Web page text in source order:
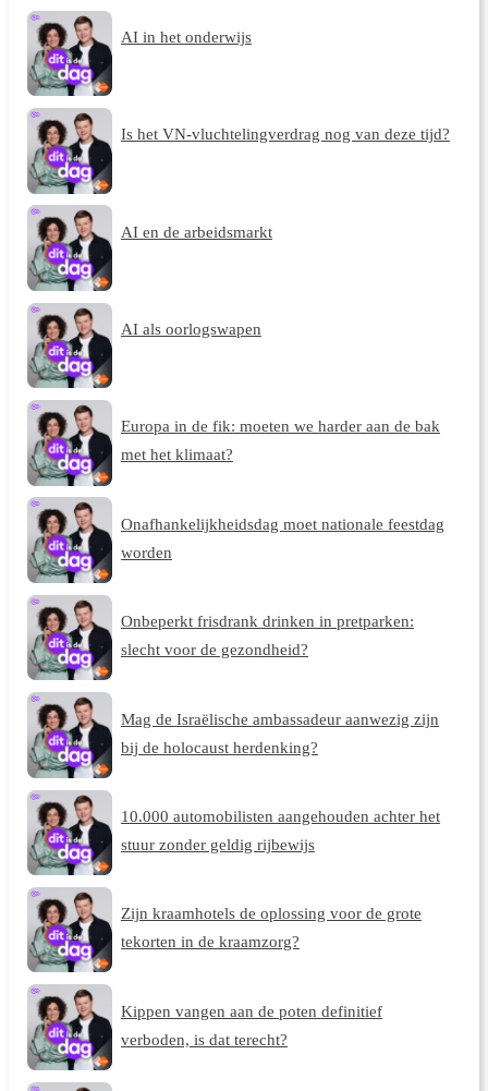
AI in het onderwijs
Is het VN-vluchtelingverdrag nog van deze tijd?
AI en de arbeidsmarkt
AI als oorlogswapen
Europa in de fik: moeten we harder aan de bak
met het klimaat?
Onafhankelijkheidsdag moet nationale feestdag
worden
Onbeperkt frisdrank drinken in pretparken:
slecht voor de gezondheid?
Mag de Israëlische ambassadeur aanwezig zijn
bij de holocaust herdenking?
10.000 automobilisten aangehouden achter het
stuur zonder geldig rijbewijs
Zijn kraamhotels de oplossing voor de grote
tekorten in de kraamzorg?
Kippen vangen aan de poten definitief
verboden, is dat terecht?